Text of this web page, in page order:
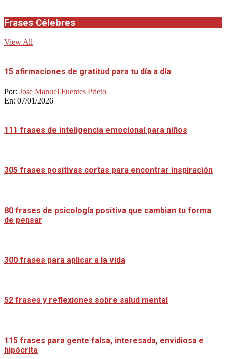
Frases Célebres
View All
15 afirmaciones de gratitud para tu día a día
Por: Jose Manuel Fuentes Prieto
En: 07/01/2026
111 frases de inteligencia emocional para niños
305 frases positivas cortas para encontrar inspiración
80 frases de psicología positiva que cambian tu forma
de pensar
300 frases para aplicar a la vida
52 frases y reflexiones sobre salud mental
115 frases para gente falsa, interesada, envidiosa e
hipócrita